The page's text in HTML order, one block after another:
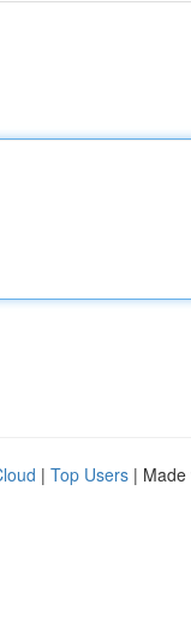
| Top Users | Made